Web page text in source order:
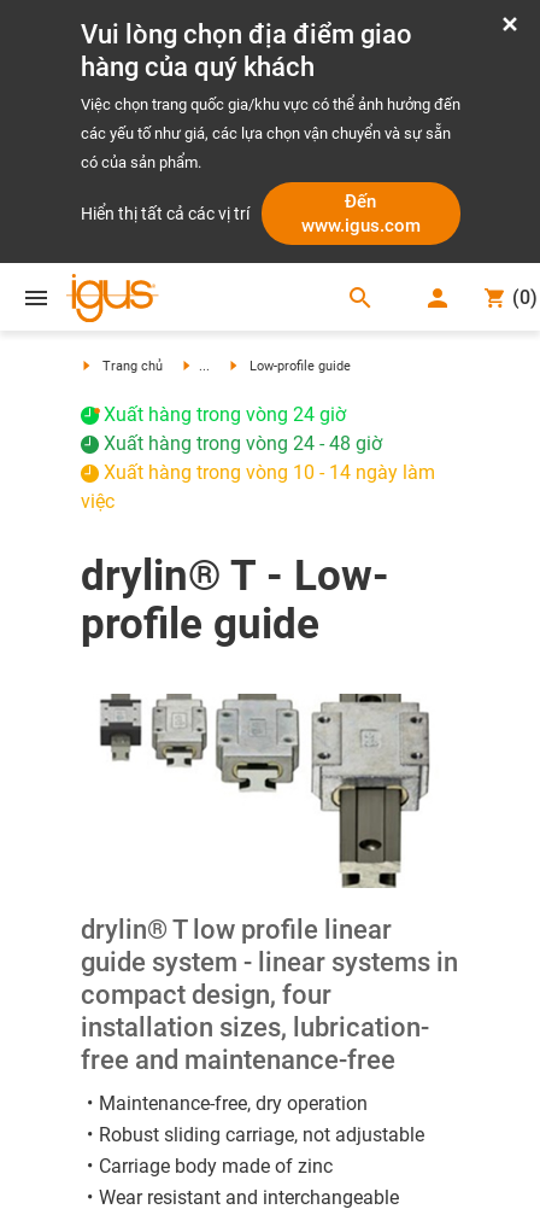
Vui lòng chọn địa điểm giao
hàng của quý khách
Việc chọn trang quốc gia/khu vực có thể ảnh hưởng đến
các yếu tố như giá, các lựa chọn vận chuyển và sự sẵn
có của sản phẩm.
Hiển thị tất cả các vị trí
Đến
www.igus.com
search (0)
Trang chủ ... Low-profile guide
Xuất hàng trong vòng 24 giờ
Xuất hàng trong vòng 24 - 48 giờ
Xuất hàng trong vòng 10 - 14 ngày làm
việc
drylin® T - Low-
profile guide
drylin® T low profile linear
guide system - linear systems in
compact design, four
installation sizes, lubrication-
free and maintenance-free
Maintenance-free, dry operation
Robust sliding carriage, not adjustable
Carriage body made of zinc
Wear resistant and interchangeable